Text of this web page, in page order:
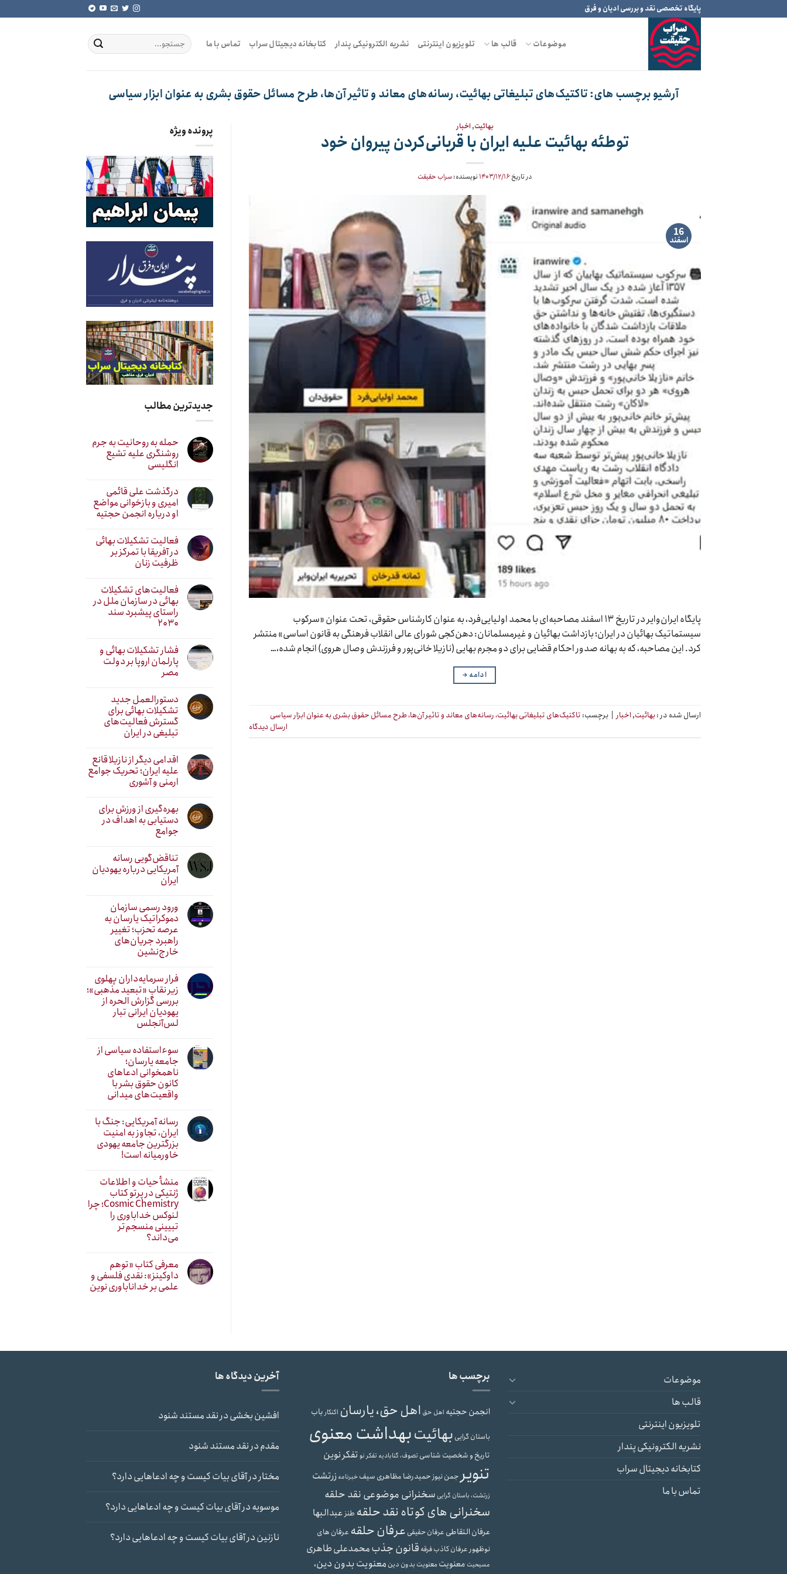
to
پایگاه تخصصی نقد و بررسی ادیان و فرق
موضوعات قالب ها تلویزیون اینترنتی نشریه الکترونیکی پندار کتابخانه دیجیتال سراب تماس با ما
آرشیو برچسب های:تاکتیک‌های تبلیغاتی بهائیت، رسانه‌های معاند و تاثير آن‌ها، طرح مسائل حقوق بشری به عنوان ابزار سیاسی
بهائیت,اخبار
توطئه بهائیت علیه ایران با قربانی‌کردن پیروان خود
در تاریخ۱۴۰۳/۱۲/۱۶ نویسنده:سراب حقیقت
16
اسفند
پایگاه ایران‌وایر در تاریخ ۱۳ اسفند مصاحبه‌ای با محمد اولیایی‌فرد، به عنوان کارشناس حقوقی، تحت عنوان «سرکوب
سیستماتیک بهائیان در ایران؛ بازداشت بهائیان و غیرمسلمانان: دهن‌کجی شورای عالی انقلاب فرهنگی به قانون اساسی» منتشر
کرد. این مصاحبه، که به بهانه صدور احکام قضایی برای دو مجرم بهایی (نازیلا خانی‌پور و فرزندش وصال هروی) انجام شده،…
ادامه →
ارسال شده در :بهائیت,اخبار برچسب: تاکتیک‌های تبلیغاتی بهائیت، رسانه‌های معاند و تاثير آن‌ها، طرح مسائل حقوق بشری به عنوان ابزار سیاسی
ارسال دیدگاه
پرونده ویژه
جدیدترین مطالب
حمله به روحانیت به جرم
روشنگری علیه تشیع
انگلیسی
درگذشت علی قائمی
امیری و بازخوانی مواضع
او درباره انجمن حجتیه
فعالیت تشکیلات بهائی
در آفریقا با تمرکز بر
ظرفیت زنان
فعالیت‌های تشکیلات
بهائی در سازمان ملل در
راستای پیشبرد سند
۲۰۳۰
فشار تشکیلات بهائی و
پارلمان اروپا بر دولت
مصر
دستورالعمل جدید
تشکیلات بهائی برای
گسترش فعالیت‌های
تبلیغی در ایران
اقدامی دیگر از نازیلا قانع
علیه ایران؛ تحریک جوامع
ارمنی و آشوری
بهره‌گیری از ورزش برای
دستیابی به اهداف در
جوامع
تناقض‌گویی رسانه
آمریکایی درباره یهودیان
ایران
ورود رسمی سازمان
دموکراتیک یارسان به
عرصه تحزب؛ تغییر
راهبرد جریان‌های
خارج‌نشین
فرار سرمایه‌داران پهلوی
زیر نقابِ «تبعید مذهبی»؛
بررسی گزارش الحره از
یهودیان ایرانی تبار
لس‌آنجلس
سوءاستفاده سیاسی از
جامعه یارسان؛
ناهمخوانی ادعاهای
کانون حقوق بشر با
واقعیت‌های میدانی
رسانه آمریکایی: جنگ با
ایران، تجاوز به امنیت
بزرگترین جامعه یهودی
خاورمیانه است!
منشأ حیات و اطلاعات
ژنتیکی در پرتو کتاب
Cosmic Chemistry؛ چرا
لنوکس خداباوری را
تبیینی منسجم‌تر
می‌داند؟
معرفی کتاب «توهم
داوکینز»: نقدی فلسفی و
علمی بر خداناباوری نوین
موضوعات
قالب ها
تلویزیون اینترنتی
نشریه الکترونیکی پندار
کتابخانه دیجیتال سراب
تماس با ما
برچسب ها
انجمن حجتیه اهل حق اهل حق، یارسان اکنکارباب
باستان گرایی بهائیتبهداشت معنوی
تاریخ و شخصیت شناسی تصوف، گنابادیه تفکر نوتفکر نوین
تنویرجمن نیوزحمیدرضا مظاهری سیفخبرنامهزرتشت
زرتشت، باستان گرایی سخنرانی موضوعی نقد حلقه
سخنرانی های کوتاه نقد حلقه طنزعبدالبها
عرفان التقاطی عرفان حقیقی عرفان حلقه عرفان های
نوظهورعرفان کاذبفرقه قانون جذبمحمدعلی طاهری
مسیحیت معنویت معنویت بدون دین معنویت بدون دین،
آخرین دیدگاه ها
افشین بخشیدرنقد مستند شنود
مقدمدرنقد مستند شنود
مختاردرآقای بیات کیست و چه ادعاهایی دارد؟
موسویهدرآقای بیات کیست و چه ادعاهایی دارد؟
نازنیندرآقای بیات کیست و چه ادعاهایی دارد؟